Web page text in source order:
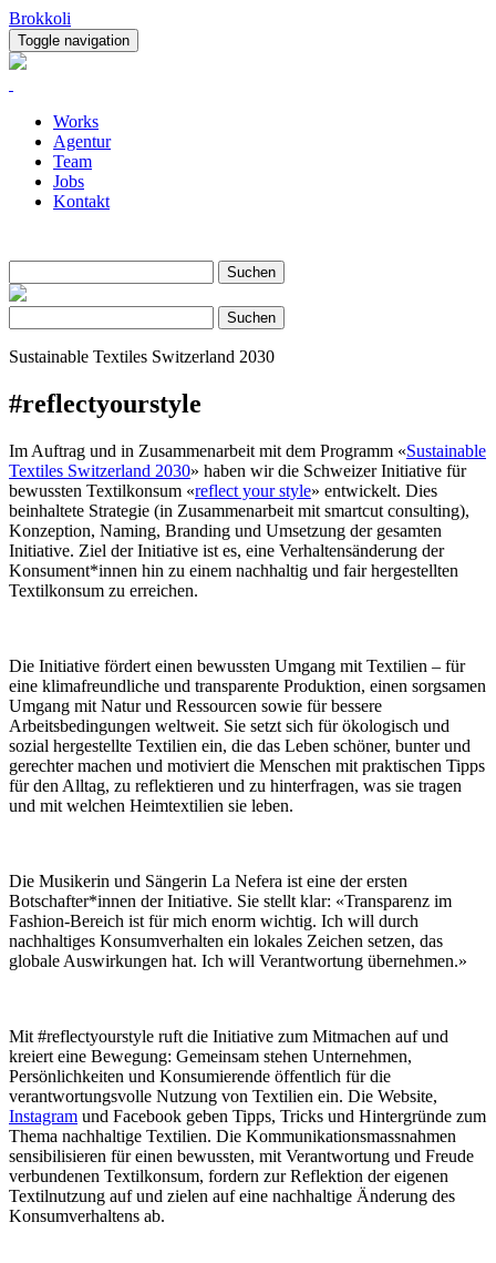
Brokkoli
Toggle navigation
Works
Agentur
Team
Jobs
Kontakt
Suchen
Suchen
Sustainable Textiles Switzerland 2030
#reflectyourstyle
Im Auftrag und in Zusammenarbeit mit dem Programm «Sustainable
Textiles Switzerland 2030» haben wir die Schweizer Initiative für
bewussten Textilkonsum «reflect your style» entwickelt. Dies
beinhaltete Strategie (in Zusammenarbeit mit smartcut consulting),
Konzeption, Naming, Branding und Umsetzung der gesamten
Initiative. Ziel der Initiative ist es, eine Verhaltensänderung der
Konsument*innen hin zu einem nachhaltig und fair hergestellten
Textilkonsum zu erreichen.
Die Initiative fördert einen bewussten Umgang mit Textilien – für
eine klimafreundliche und transparente Produktion, einen sorgsamen
Umgang mit Natur und Ressourcen sowie für bessere
Arbeitsbedingungen weltweit. Sie setzt sich für ökologisch und
sozial hergestellte Textilien ein, die das Leben schöner, bunter und
gerechter machen und motiviert die Menschen mit praktischen Tipps
für den Alltag, zu reflektieren und zu hinterfragen, was sie tragen
und mit welchen Heimtextilien sie leben.
Die Musikerin und Sängerin La Nefera ist eine der ersten
Botschafter*innen der Initiative. Sie stellt klar: «Transparenz im
Fashion-Bereich ist für mich enorm wichtig. Ich will durch
nachhaltiges Konsumverhalten ein lokales Zeichen setzen, das
globale Auswirkungen hat. Ich will Verantwortung übernehmen.»
Mit #reflectyourstyle ruft die Initiative zum Mitmachen auf und
kreiert eine Bewegung: Gemeinsam stehen Unternehmen,
Persönlichkeiten und Konsumierende öffentlich für die
verantwortungsvolle Nutzung von Textilien ein. Die Website,
Instagram und Facebook geben Tipps, Tricks und Hintergründe zum
Thema nachhaltige Textilien. Die Kommunikationsmassnahmen
sensibilisieren für einen bewussten, mit Verantwortung und Freude
verbundenen Textilkonsum, fordern zur Reflektion der eigenen
Textilnutzung auf und zielen auf eine nachhaltige Änderung des
Konsumverhaltens ab.